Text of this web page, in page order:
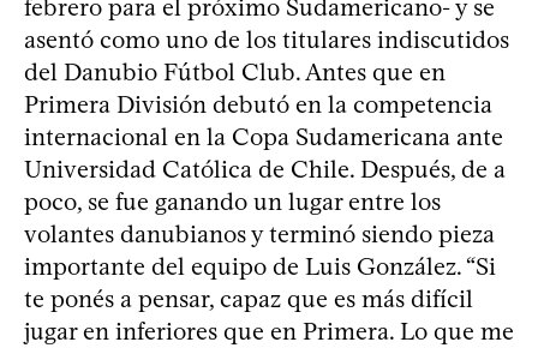
febrero para el próximo Sudamericano- y se
asentó como uno de los titulares indiscutidos
del Danubio Fútbol Club. Antes que en
Primera División debutó en la competencia
internacional en la Copa Sudamericana ante
Universidad Católica de Chile. Después, de a
poco, se fue ganando un lugar entre los
volantes danubianos y terminó siendo pieza
importante del equipo de Luis González. “Si
te ponés a pensar, capaz que es más difícil
jugar en inferiores que en Primera. Lo que me